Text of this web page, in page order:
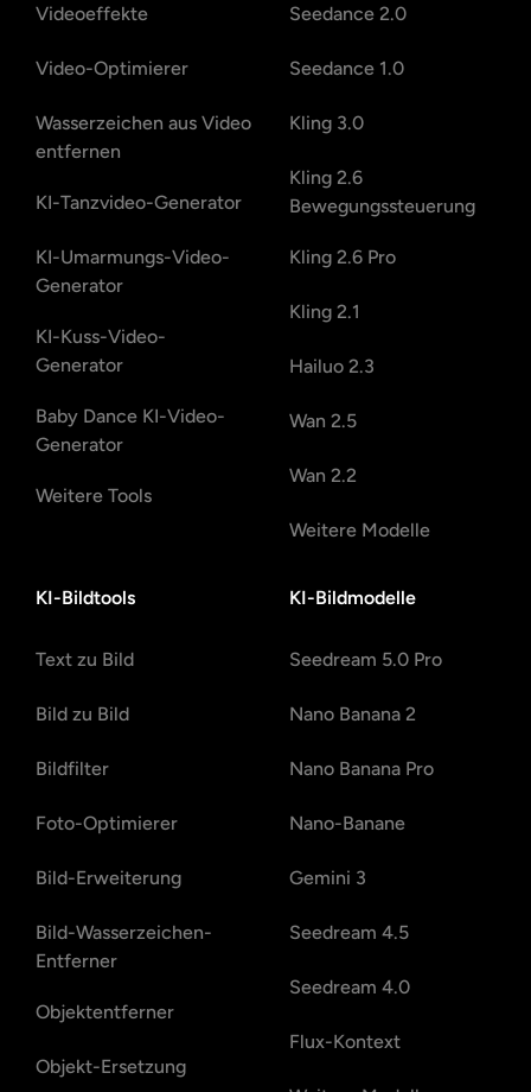
Videoeffekte
Video-Optimierer
Wasserzeichen aus Video
entfernen
KI-Tanzvideo-Generator
KI-Umarmungs-Video-
Generator
KI-Kuss-Video-
Generator
Baby Dance KI-Video-
Generator
Weitere Tools
Seedance 2.0
Seedance 1.0
Kling 3.0
Kling 2.6
Bewegungssteuerung
Kling 2.6 Pro
Kling 2.1
Hailuo 2.3
Wan 2.5
Wan 2.2
Weitere Modelle
KI-Bildtools
Text zu Bild
Bild zu Bild
Bildfilter
Foto-Optimierer
Bild-Erweiterung
Bild-Wasserzeichen-
Entferner
Objektentferner
Objekt-Ersetzung
KI-Bildmodelle
Seedream 5.0 Pro
Nano Banana 2
Nano Banana Pro
Nano-Banane
Gemini 3
Seedream 4.5
Seedream 4.0
Flux-Kontext